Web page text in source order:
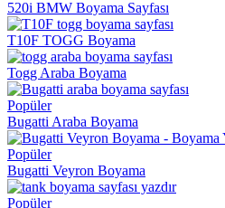
520i BMW Boyama Sayfası
T10F TOGG Boyama
Togg Araba Boyama
Popüler
Bugatti Araba Boyama
Popüler
Bugatti Veyron Boyama
Popüler